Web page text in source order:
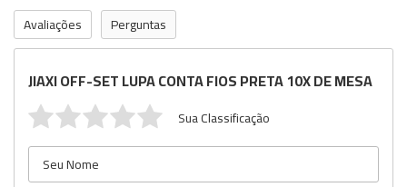
Avaliações Perguntas
JIAXI OFF-SET LUPA CONTA FIOS PRETA 10X DE MESA
Sua Classificação